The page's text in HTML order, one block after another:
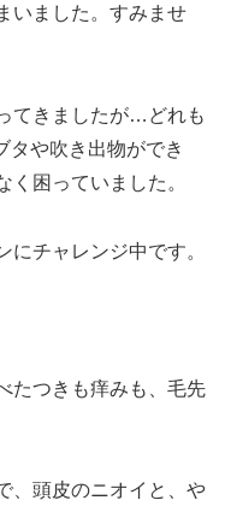
いました。すみませ
てきましたが…どれも
タや吹き出物ができ
困っていました。
チャレンジ中です。
たつきも痒みも、毛先
、頭皮のニオイと、や